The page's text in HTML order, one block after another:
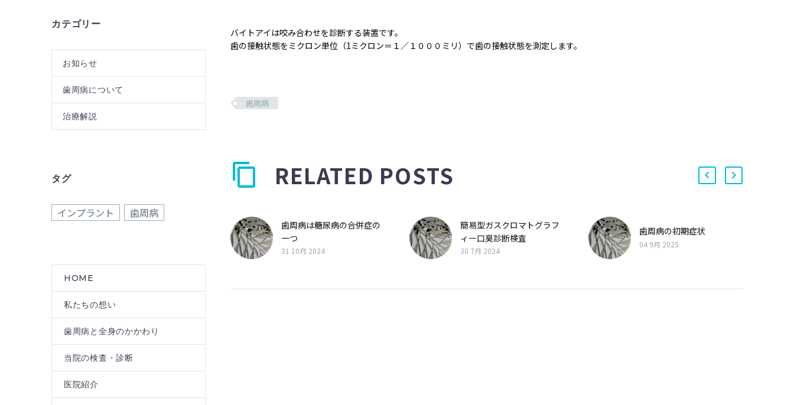
バイトアイは咬み合わせを診断する装置です。
歯の接触状態をミクロン単位（1ミクロン＝１／１０００ミリ）で歯の接触状態を測定します。
歯周病
RELATED POSTS
歯周病は糖尿病の合併症の
一つ
31 10月 2024
簡易型ガスクロマトグラフ
ィー口臭診断検査
30 7月 2024
歯周病の初期症状
04 9月 2025
カテゴリー
お知らせ
歯周病について
治療解説
タグ
インプラント 歯周病
HOME
私たちの想い
歯周病と全身のかかわり
当院の検査・診断
医院紹介